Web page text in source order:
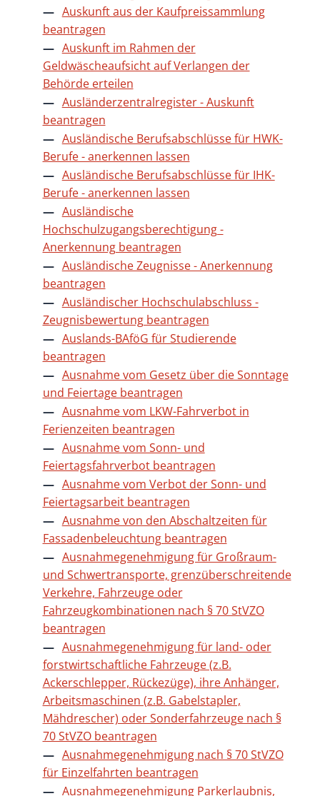
Auskunft aus der Kaufpreissammlung
beantragen
Auskunft im Rahmen der
Geldwäscheaufsicht auf Verlangen der
Behörde erteilen
Ausländerzentralregister - Auskunft
beantragen
Ausländische Berufsabschlüsse für HWK-
Berufe - anerkennen lassen
Ausländische Berufsabschlüsse für IHK-
Berufe - anerkennen lassen
Ausländische
Hochschulzugangsberechtigung -
Anerkennung beantragen
Ausländische Zeugnisse - Anerkennung
beantragen
Ausländischer Hochschulabschluss -
Zeugnisbewertung beantragen
Auslands-BAföG für Studierende
beantragen
Ausnahme vom Gesetz über die Sonntage
und Feiertage beantragen
Ausnahme vom LKW-Fahrverbot in
Ferienzeiten beantragen
Ausnahme vom Sonn- und
Feiertagsfahrverbot beantragen
Ausnahme vom Verbot der Sonn- und
Feiertagsarbeit beantragen
Ausnahme von den Abschaltzeiten für
Fassadenbeleuchtung beantragen
Ausnahmegenehmigung für Großraum-
und Schwertransporte, grenzüberschreitende
Verkehre, Fahrzeuge oder
Fahrzeugkombinationen nach § 70 StVZO
beantragen
Ausnahmegenehmigung für land- oder
forstwirtschaftliche Fahrzeuge (z.B.
Ackerschlepper, Rückezüge), ihre Anhänger,
Arbeitsmaschinen (z.B. Gabelstapler,
Mähdrescher) oder Sonderfahrzeuge nach §
70 StVZO beantragen
Ausnahmegenehmigung nach § 70 StVZO
für Einzelfahrten beantragen
Ausnahmegenehmigung Parkerlaubnis,